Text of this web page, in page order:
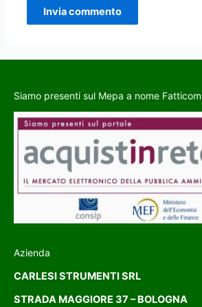
Siamo presenti sul Mepa a nome
Azienda
CARLESI STRUMENTI SRL
STRADA MAGGIORE 37 – BOLOGNA